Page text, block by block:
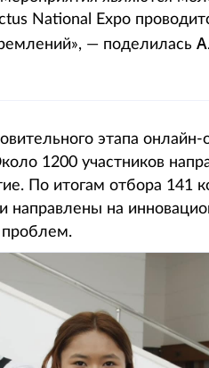
National Expo
— поделилась
этапа
1200 участников
По итогам отбора 141
на
проблем.